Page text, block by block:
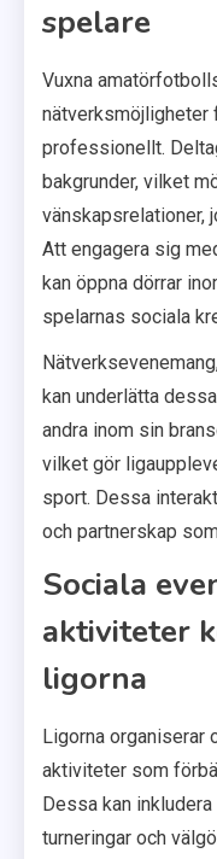
spelare
Vuxna
nätverksmöjligheter
professionellt.
bakgrunder, vilket
vänskapsrelationer,
Att engagera sig
kan öppna dörrar
spelarnas sociala
kan underlätta
andra inom sin
vilket gör
sport. Dessa
och partnerskap
Sociala
aktiviteter
ligorna
Ligorna organiserar
aktiviteter som
Dessa kan
turneringar och